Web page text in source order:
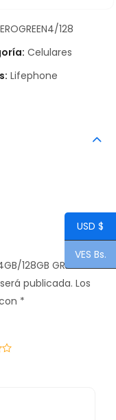
128
Celulares
Lifephone
128GB GREEN”
publicada. Los
*
USD $
VES Bs.